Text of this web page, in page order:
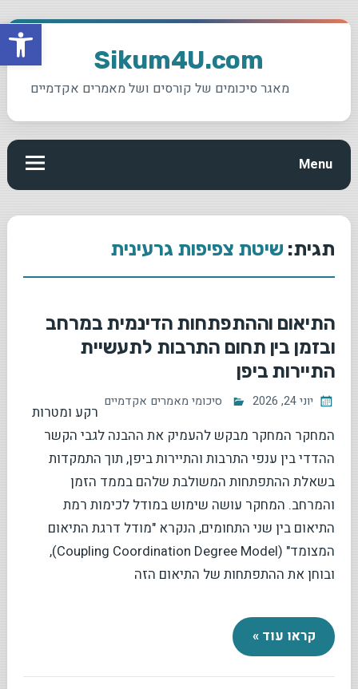
פתח
Skip
Sikum4U.com
מאגר סיכומים של קורסים ושל מאמרים אקדמיים
Menu
תגית: שיטת צפיפות גרעינית
התיאום וההתפתחות הדינמית במרחב
ובזמן בין תחום התרבות לתעשיית
התיירות ביפן
יוני 24, 2026 סיכומי מאמרים אקדמיים
רקע ומטרות
המחקר המחקר מבקש להעמיק את ההבנה לגבי הקשר
ההדדי בין ענפי התרבות והתיירות ביפן, תוך התמקדות
בשאלת ההתפתחות המשולבת שלהם בממד הזמן
והמרחב. המחקר עושה שימוש במודל לכימות רמת
התיאום בין שני התחומים, הנקרא "מודל דרגת התיאום
המצומד" (Coupling Coordination Degree Model),
ובוחן את ההתפתחות של התיאום הזה
קראו עוד »